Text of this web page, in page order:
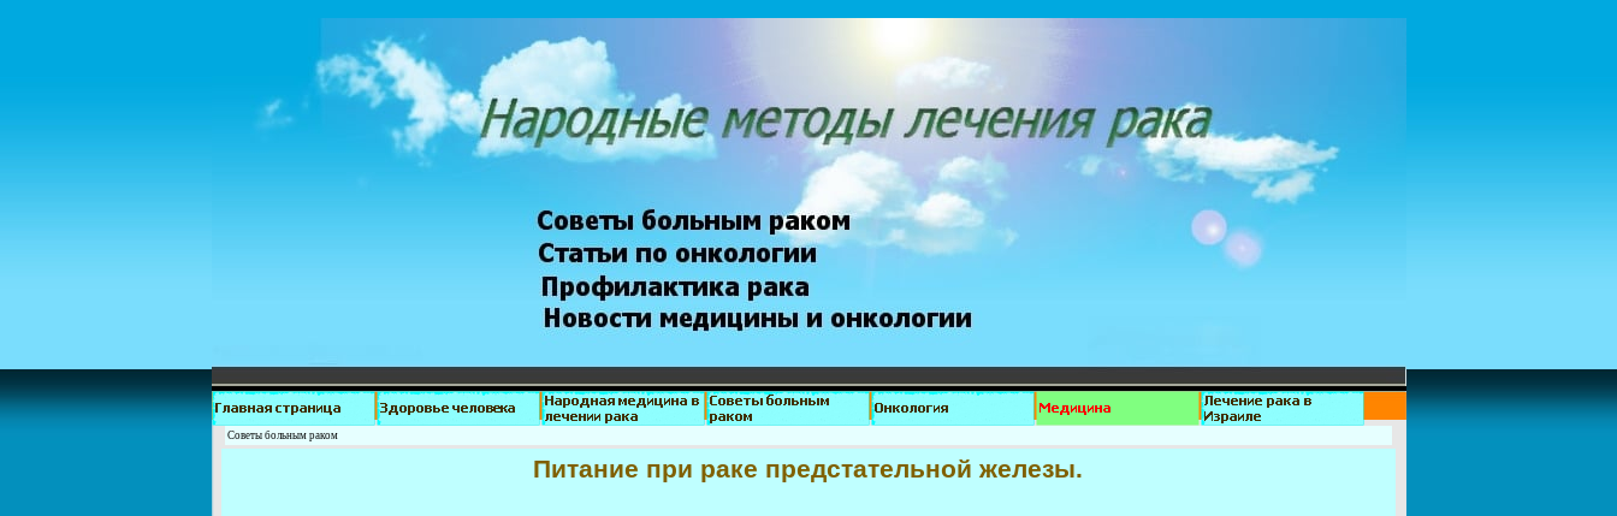
Советы больным раком
Питание при раке предстательной железы.